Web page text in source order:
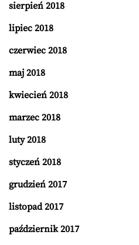
sierpień 2018
lipiec 2018
czerwiec 2018
maj 2018
kwiecień 2018
marzec 2018
luty 2018
styczeń 2018
grudzień 2017
listopad 2017
październik 2017